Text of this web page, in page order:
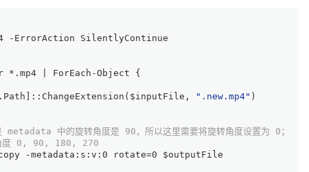
-ErrorAction SilentlyContinue
*.mp4 | ForEach-Object {
]::ChangeExtension( $inputFile , ".new.mp4" )
metadata 中的旋转角度是 90，所以这里需要将旋转角度设置为 0；
角度 0, 90, 180, 270
-metadata :s:v: 0 rotate=0 $outputFile